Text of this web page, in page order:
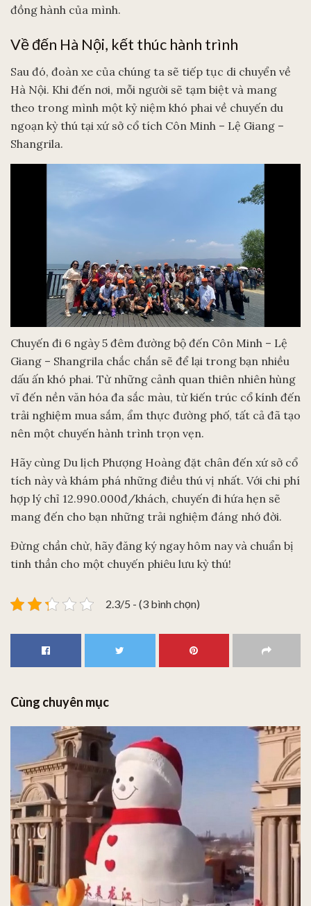
đồng hành của mình.
Về đến Hà Nội, kết thúc hành trình
Sau đó, đoàn xe của chúng ta sẽ tiếp tục di chuyển về
Hà Nội. Khi đến nơi, mỗi người sẽ tạm biệt và mang
theo trong mình một kỷ niệm khó phai về chuyến du
ngoạn kỳ thú tại xứ sở cổ tích Côn Minh – Lệ Giang –
Shangrila.
Chuyến đi 6 ngày 5 đêm đường bộ đến Côn Minh – Lệ
Giang – Shangrila chắc chắn sẽ để lại trong bạn nhiều
dấu ấn khó phai. Từ những cảnh quan thiên nhiên hùng
vĩ đến nền văn hóa đa sắc màu, từ kiến trúc cổ kính đến
trải nghiệm mua sắm, ẩm thực đường phố, tất cả đã tạo
nên một chuyến hành trình trọn vẹn.
Hãy cùng Du lịch Phượng Hoàng đặt chân đến xứ sở cổ
tích này và khám phá những điều thú vị nhất. Với chi phí
hợp lý chỉ 12.990.000đ/khách, chuyến đi hứa hẹn sẽ
mang đến cho bạn những trải nghiệm đáng nhớ đời.
Đừng chần chừ, hãy đăng ký ngay hôm nay và chuẩn bị
tinh thần cho một chuyến phiêu lưu kỳ thú!
2.3/5 - (3 bình chọn)
Cùng chuyên mục